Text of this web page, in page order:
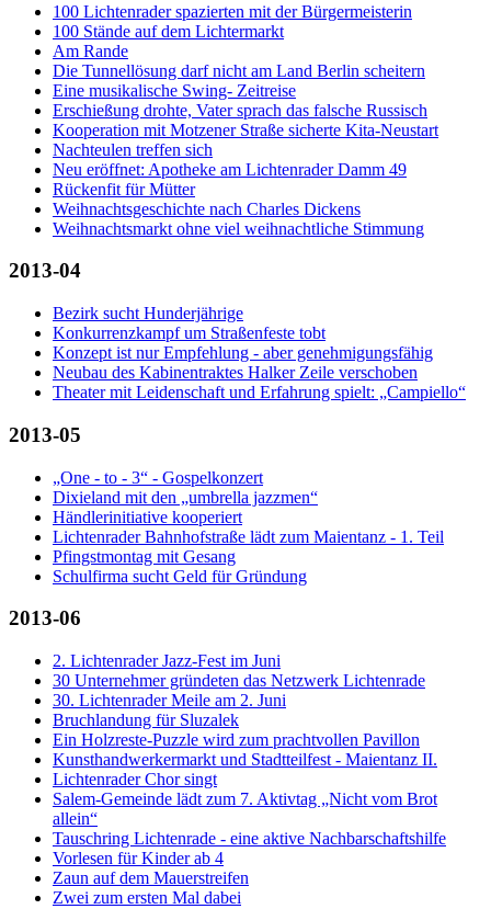
100 Lichtenrader spazierten mit der Bürgermeisterin
100 Stände auf dem Lichtermarkt
Am Rande
Die Tunnellösung darf nicht am Land Berlin scheitern
Eine musikalische Swing- Zeitreise
Erschießung drohte, Vater sprach das falsche Russisch
Kooperation mit Motzener Straße sicherte Kita-Neustart
Nachteulen treffen sich
Neu eröffnet: Apotheke am Lichtenrader Damm 49
Rückenfit für Mütter
Weihnachtsgeschichte nach Charles Dickens
Weihnachtsmarkt ohne viel weihnachtliche Stimmung
2013-04
Bezirk sucht Hunderjährige
Konkurrenzkampf um Straßenfeste tobt
Konzept ist nur Empfehlung - aber genehmigungsfähig
Neubau des Kabinentraktes Halker Zeile verschoben
Theater mit Leidenschaft und Erfahrung spielt: „Campiello“
2013-05
„One - to - 3“ - Gospelkonzert
Dixieland mit den „umbrella jazzmen“
Händlerinitiative kooperiert
Lichtenrader Bahnhofstraße lädt zum Maientanz - 1. Teil
Pfingstmontag mit Gesang
Schulfirma sucht Geld für Gründung
2013-06
2. Lichtenrader Jazz-Fest im Juni
30 Unternehmer gründeten das Netzwerk Lichtenrade
30. Lichtenrader Meile am 2. Juni
Bruchlandung für Sluzalek
Ein Holzreste-Puzzle wird zum prachtvollen Pavillon
Kunsthandwerkermarkt und Stadtteilfest - Maientanz II.
Lichtenrader Chor singt
Salem-Gemeinde lädt zum 7. Aktivtag „Nicht vom Brot
allein“
Tauschring Lichtenrade - eine aktive Nachbarschaftshilfe
Vorlesen für Kinder ab 4
Zaun auf dem Mauerstreifen
Zwei zum ersten Mal dabei